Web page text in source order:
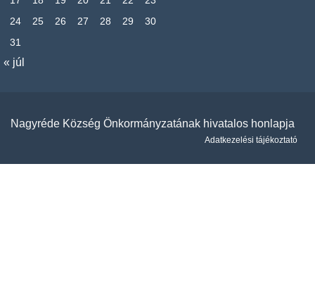
24
25 26 27 28 29
30
31
« júl
Nagyréde Község Önkormányzatának hivatalos honlapja
Adatkezelési tájékoztató